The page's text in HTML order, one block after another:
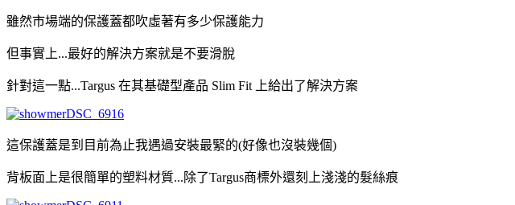
雖然市場端的保護蓋都吹虛著有多少保護能力
但事實上...最好的解決方案就是不要滑脫
針對這一點...Targus 在其基礎型產品 Slim Fit 上給出了解決方案
這保護蓋是到目前為止我遇過安裝最緊的(好像也沒裝幾個)
背板面上是很簡單的塑料材質...除了Targus商標外還刻上淺淺的髮絲痕